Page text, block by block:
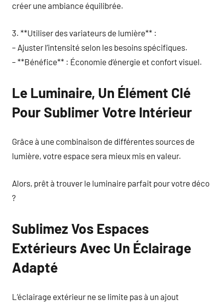
créer une ambiance équilibrée.
3. **Utiliser des variateurs de lumière** :
– Ajuster l’intensité selon les besoins spécifiques.
– **Bénéfice** : Économie d’énergie et confort visuel.
Le Luminaire, Un Élément Clé
Pour Sublimer Votre Intérieur
Grâce à une combinaison de différentes sources de
lumière, votre espace sera mieux mis en valeur.
Alors, prêt à trouver le luminaire parfait pour votre déco
?
Sublimez Vos Espaces
Extérieurs Avec Un Éclairage
Adapté
L’éclairage extérieur ne se limite pas à un ajout